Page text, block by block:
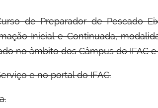
de Preparador de Pescado
Inicial e Continuada,
no âmbito dos Câmpus do IFAC
e no portal do IFAC.